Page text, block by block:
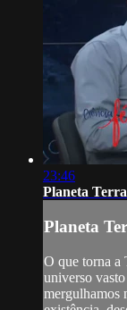
23:46
Planeta Terra
Planeta
O que torna a
universo
mergulhamos